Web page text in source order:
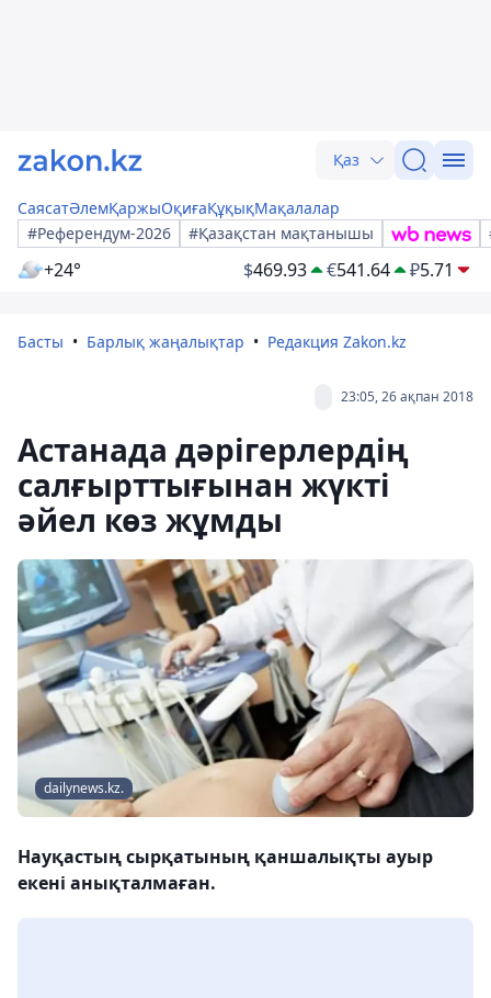
Қаз
СаясатӘлемҚаржыОқиғаҚұқықМақалалар
#Референдум-2026
#Қазақстан мақтанышы
+24° $469.93 €541.64 ₽5.71
Басты Барлық жаңалықтар Редакция Zakon.kz
23:05, 26 ақпан 2018
Астанада дәрігерлердің
салғырттығынан жүкті
әйел көз жұмды
dailynews.kz.
Науқастың сырқатының қаншалықты ауыр
екені анықталмаған.